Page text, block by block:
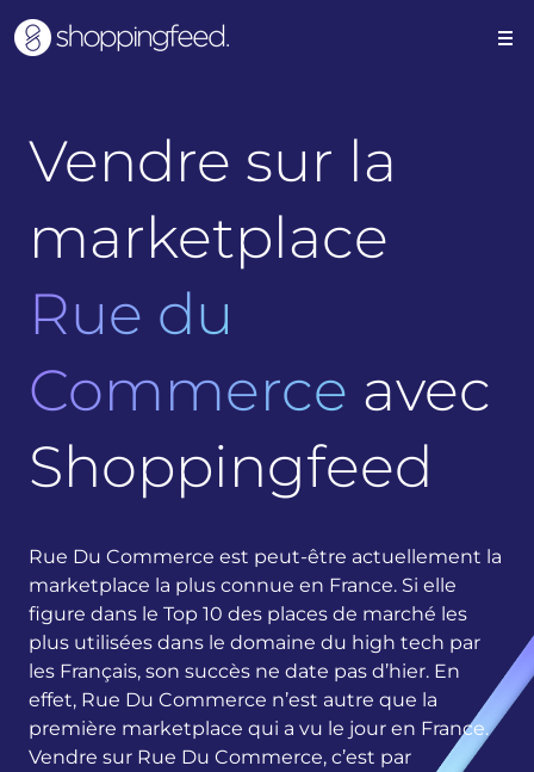
Vendre sur la
marketplace
Rue du
Commerce avec
Shoppingfeed
Rue Du Commerce est peut-être actuellement la
marketplace la plus connue en France. Si elle
figure dans le Top 10 des places de marché les
plus utilisées dans le domaine du high tech par
les Français, son succès ne date pas d’hier. En
effet, Rue Du Commerce n’est autre que la
première marketplace qui a vu le jour en France.
Vendre sur Rue Du Commerce, c’est par